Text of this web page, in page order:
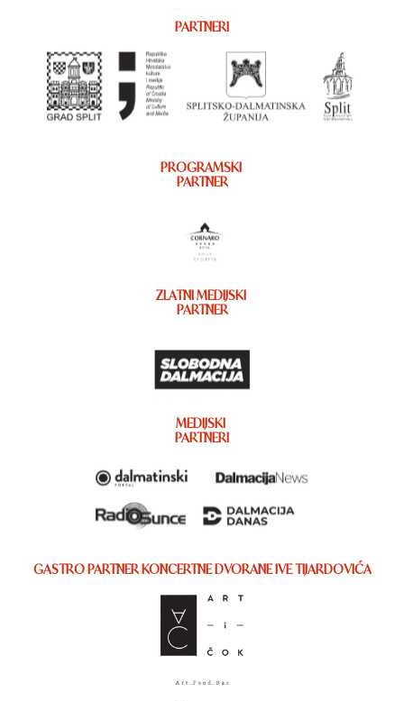
PARTNERI
PROGRAMSKI
PARTNER
ZLATNI MEDIJSKI
PARTNER
MEDIJSKI
PARTNERI
GASTRO PARTNER KONCERTNE DVORANE IVE TIJARDOVIĆA